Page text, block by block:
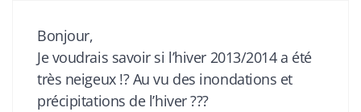
Bonjour,
Je voudrais savoir si l’hiver 2013/2014 a été
très neigeux !? Au vu des inondations et
précipitations de l’hiver ???